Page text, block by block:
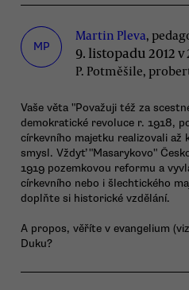
MP
Martin Pleva,
9. listopadu 2012 v
P. Potměšile,
Vaše věta "Považuji též za
demokratické revoluce r. 1918,
církevního majetku realizovali až
smysl. Vždyť "Masarykovo"
1919 pozemkovou reformu a
církevního nebo i šlechtického
doplňte si historické vzdělání.
A propos, věříte v evangelium
Duku?